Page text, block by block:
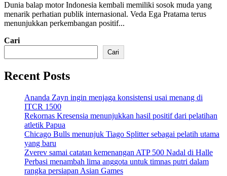
Dunia balap motor Indonesia kembali memiliki sosok muda yang
menarik perhatian publik internasional. Veda Ega Pratama terus
menunjukkan perkembangan positif...
Cari
Cari
Recent Posts
Ananda Zayn ingin menjaga konsistensi usai menang di
ITCR 1500
Rekornas Kresensia menunjukkan hasil positif dari pelatihan
atletik Papua
Chicago Bulls menunjuk Tiago Splitter sebagai pelatih utama
yang baru
Zverev samai catatan kemenangan ATP 500 Nadal di Halle
Perbasi menambah lima anggota untuk timnas putri dalam
rangka persiapan Asian Games